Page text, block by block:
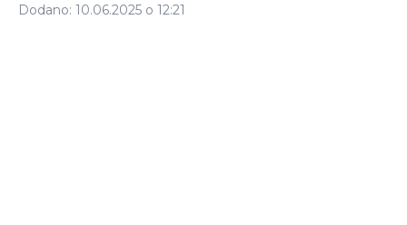
Dodano: 10.06.2025 o 12:21